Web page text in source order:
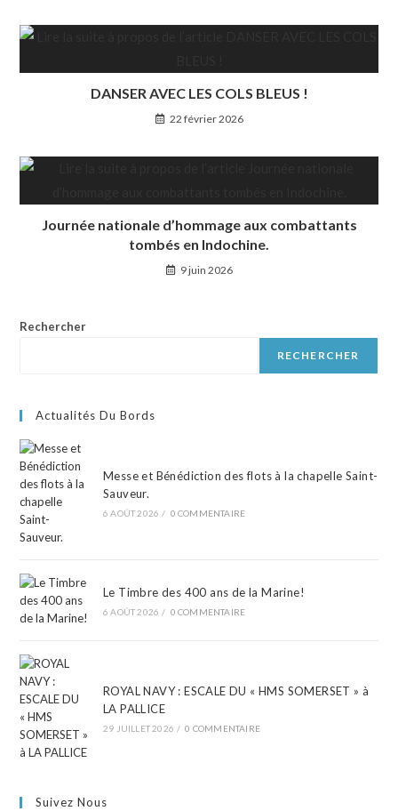
DANSER AVEC LES COLS BLEUS !
22 février 2026
Journée nationale d’hommage aux combattants
tombés en Indochine.
9 juin 2026
Rechercher
RECHERCHER
Actualités Du Bords
Messe et Bénédiction des flots à la chapelle Saint-
Sauveur.
6 AOÛT 2026 / 0 COMMENTAIRE
Le Timbre des 400 ans de la Marine!
6 AOÛT 2026 / 0 COMMENTAIRE
ROYAL NAVY : ESCALE DU « HMS SOMERSET » à
LA PALLICE
29 JUILLET 2026 / 0 COMMENTAIRE
Suivez Nous